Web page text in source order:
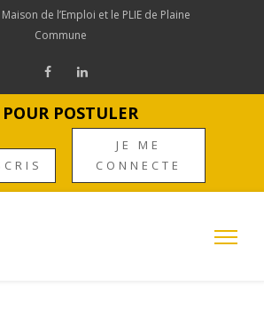
de l’Emploi et le PLIE de Plaine
Commune
POUR POSTULER
JE ME
CONNECTE